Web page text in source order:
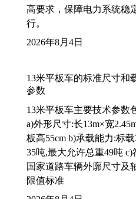
高要求，保障电力系统稳
行。
2026年8月4日
13米平板车的标准尺寸和
参数
13米平板车主要技术参数
a)外形尺寸:长13m×宽
板高55cm b)承载能力:标载
35吨,最大允许总重49吨 c)
国家道路车辆外廓尺寸及
限值标准